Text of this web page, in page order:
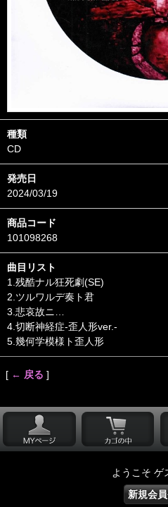
種類
CD
発売日
2024/03/19
商品コード
101098268
曲目リスト
1.残酷ナル狂死劇(SE)
2.ツルワルデ奏ト君
3.悲哀故ニ…
4.切断神経症-歪人形ver.-
5.幾何学模様ト歪人形
[ ← 戻る ]
ようこそ ゲ
新規会